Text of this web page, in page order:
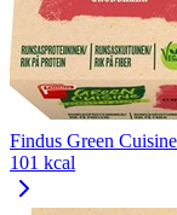
Findus Green
101 kcal